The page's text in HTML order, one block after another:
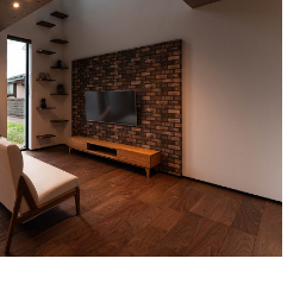
が漂うLDK